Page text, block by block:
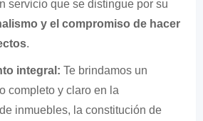
servicio que se distingue por su
y el compromiso de hacer
.
integral: Te brindamos un
completo y claro en la
inmuebles, la constitución de